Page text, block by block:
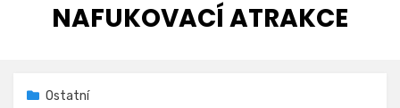
ŠTÍTEK
:
NAFUKOVACÍ ATRAKCE
Zveřejněno
31. 3. 2026
Ostatní